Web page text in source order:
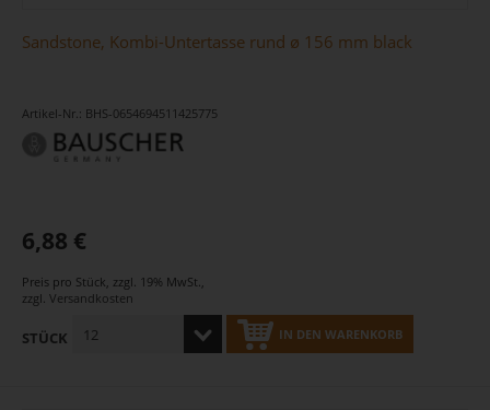
Sandstone, Kombi-Untertasse rund ø 156 mm black
Artikel-Nr.: BHS-0654694511425775
6,88 €
Preis pro Stück, zzgl. 19% MwSt.,
zzgl. Versandkosten
STÜCK IN DEN WARENKORB